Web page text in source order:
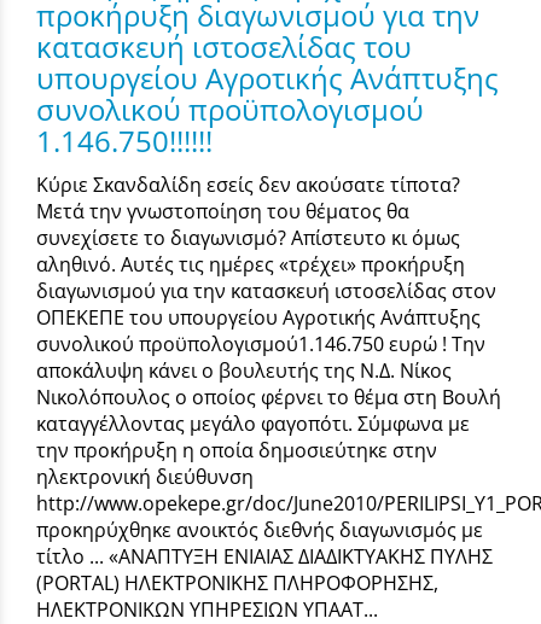
προκήρυξη διαγωνισμού για την
κατασκευή ιστοσελίδας του
υπουργείου Αγροτικής Ανάπτυξης
συνολικού προϋπολογισμού
1.146.750!!!!!!
Κύριε Σκανδαλίδη εσείς δεν ακούσατε τίποτα?
Μετά την γνωστοποίηση του θέματος θα
συνεχίσετε το διαγωνισμό? Απίστευτο κι όμως
αληθινό. Αυτές τις ημέρες «τρέχει» προκήρυξη
διαγωνισμού για την κατασκευή ιστοσελίδας στον
ΟΠΕΚΕΠΕ του υπουργείου Αγροτικής Ανάπτυξης
συνολικού προϋπολογισμού1.146.750 ευρώ ! Την
αποκάλυψη κάνει ο βουλευτής της Ν.Δ. Νίκος
Νικολόπουλος ο οποίος φέρνει το θέμα στη Βουλή
καταγγέλλοντας μεγάλο φαγοπότι. Σύμφωνα με
την προκήρυξη η οποία δημοσιεύτηκε στην
ηλεκτρονική διεύθυνση
http://www.opekepe.gr/doc/June2010/
προκηρύχθηκε ανοικτός διεθνής διαγωνισμός με
τίτλο ... «ΑΝΑΠΤΥΞΗ ΕΝΙΑΙΑΣ ΔΙΑΔΙΚΤΥΑΚΗΣ ΠΥΛΗΣ
(PORTAL) ΗΛΕΚΤΡΟΝΙΚΗΣ ΠΛΗΡΟΦΟΡΗΣΗΣ,
ΗΛΕΚΤΡΟΝΙΚΩΝ ΥΠΗΡΕΣΙΩΝ ΥΠΑΑΤ...